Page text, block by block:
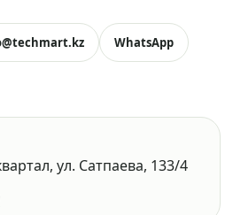
WhatsApp
ул. Сатпаева, 133/4